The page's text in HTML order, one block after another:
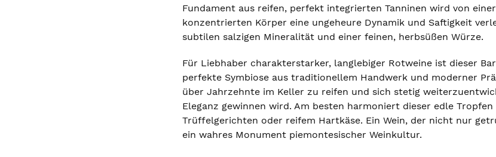
Fundament aus reifen, perfekt integrierten Tanninen wird von
konzentrierten Körper eine ungeheure Dynamik und Saftigkeit
subtilen salzigen Mineralität und einer feinen, herbsüßen Würze.
Für Liebhaber charakterstarker, langlebiger Rotweine ist dieser
perfekte Symbiose aus traditionellem Handwerk und moderner
über Jahrzehnte im Keller zu reifen und sich stetig
Eleganz gewinnen wird. Am besten harmoniert dieser edle
Trüffelgerichten oder reifem Hartkäse. Ein Wein, der nicht nur
ein wahres Monument piemontesischer Weinkultur.